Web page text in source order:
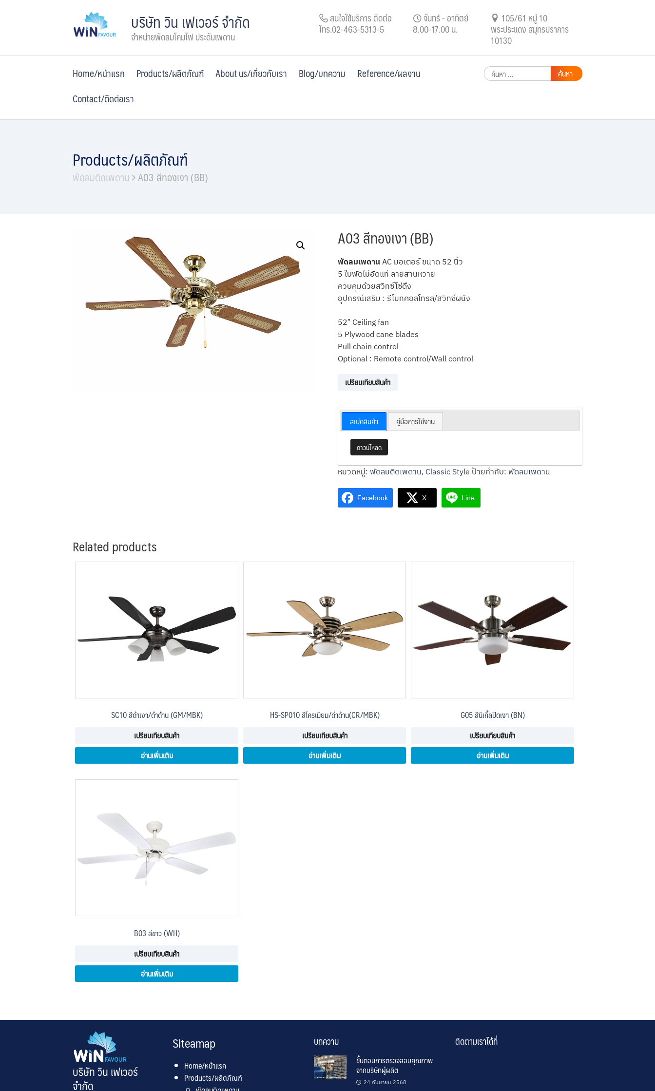
บริษัท วิน เฟเวอร์ จำกัด
จำหน่ายพัดลมโคมไฟ ประดับเพดาน
สนใจใช้บริการ ติดต่อ
โทร.02-463-5313-5
จันทร์ - อาทิตย์
8.00-17.00 น.
105/61 หมู่ 10
พระประแดง สมุทรปราการ
10130
Home/หน้าแรก Products/ผลิตภัณฑ์ About us/เกี่ยวกับเรา Blog/บทความ
Reference/ผลงาน
Contact/ติดต่อเรา
ค้นหา
สำหรับ:
Products/ผลิตภัณฑ์
พัดลมติดเพดาน A03 สีทองเงา (BB)
A03 สีทองเงา (BB)
พัดลมเพดานAC มอเตอร์ ขนาด 52 นิ้ว
5 ใบพัดไม้อัดแท้ ลายสานหวาย
ควบคุมด้วยสวิทซ์โซ่ดึง
อุปกรณ์เสริม : รีโมทคอลโทรล/สวิทซ์ผนัง
52″ Ceiling fan
5 Plywood cane blades
Pull chain control
Optional : Remote control/Wall control
เปรียบเทียบสินค้า
สเปคสินค้า คู่มือการใช้งาน
ดาวน์โหลด
หมวดหมู่: พัดลมติดเพดาน, Classic Style ป้ายกำกับ: พัดลมเพดาน
Facebook X Line
Related products
SC10 สีดำเงา/ดำด้าน (GM/MBK)
เปรียบเทียบสินค้า
อ่านเพิ่มเติม
HS-SP010 สีโครเมียม/ดำด้าน(CR/MBK)
เปรียบเทียบสินค้า
อ่านเพิ่มเติม
G05 สีนิเกิ้ลปัดเงา (BN)
เปรียบเทียบสินค้า
อ่านเพิ่มเติม
B03 สีขาว (WH)
เปรียบเทียบสินค้า
อ่านเพิ่มเติม
บริษัท วิน เฟเวอร์
จำกัด
Siteamap
Home/หน้าแรก
Products/ผลิตภัณฑ์
บทความ
ขั้นตอนการตรวจสอบคุณภาพ
จากบริษัทผู้ผลิต
24 กันยายน 2568
ติดตามเราได้ที่